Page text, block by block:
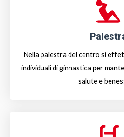
Nella palestra del centro si
individuali di ginnastica per
salute e